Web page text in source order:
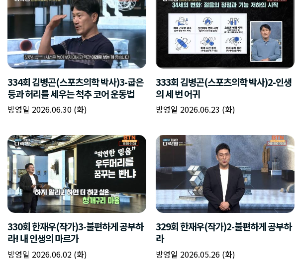
334회 김병곤(스포츠의학 박사)3-굽은
등과 허리를 세우는 척추 코어 운동법
방영일 2026.06.30 (화)
333회 김병곤(스포츠의학 박사)2-인생
의 세 번 어귀
방영일 2026.06.23 (화)
330회 한재우(작가)3-불편하게 공부하
라! 내 인생의 마르가
방영일 2026.06.02 (화)
329회 한재우(작가)2-불편하게 공부하
라
방영일 2026.05.26 (화)